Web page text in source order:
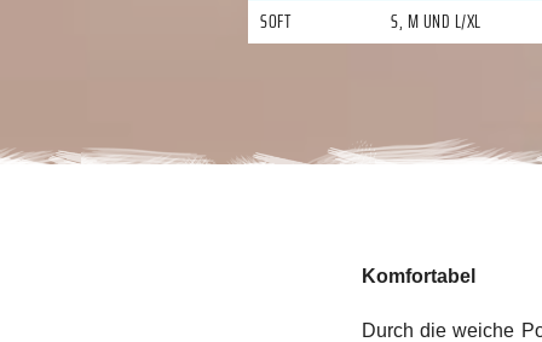
SOFT S, M UND L/XL
Komfortabel
Durch die weiche